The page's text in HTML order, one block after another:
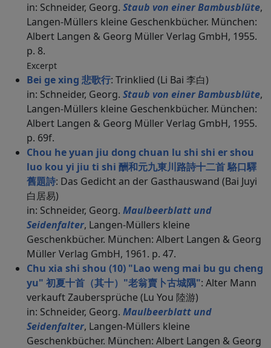
in: Schneider, Georg. Staub von einer Bambusblüte,
Langen-Müllers kleine Geschenkbücher. München:
Albert Langen & Georg Müller Verlag GmbH, 1955.
p. 8.
Excerpt
Bei ge xing 悲歌行: Trinklied (Li Bai 李白)
in: Schneider, Georg. Staub von einer Bambusblüte,
Langen-Müllers kleine Geschenkbücher. München:
Albert Langen & Georg Müller Verlag GmbH, 1955.
p. 69f.
Chou he yuan jiu dong chuan lu shi shi er shou
luo kou yi jiu ti shi 酬和元九東川路詩十二首 駱口驛
舊題詩: Das Gedicht an der Gasthauswand (Bai Juyi
白居易)
in: Schneider, Georg. Maulbeerblatt und
Seidenfalter, Langen-Müllers kleine
Geschenkbücher. München: Albert Langen & Georg
Müller Verlag GmbH, 1961. p. 47.
Chu xia shi shou (10) "Lao weng mai bu gu cheng
yu" 初夏十首（其十）"老翁賣卜古城隅": Alter Mann
verkauft Zaubersprüche (Lu You 陸游)
in: Schneider, Georg. Maulbeerblatt und
Seidenfalter, Langen-Müllers kleine
Geschenkbücher. München: Albert Langen & Georg